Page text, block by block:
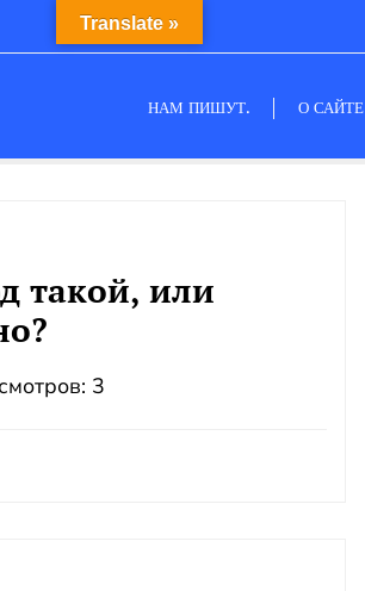
НАМ ПИШУТ. О САЙТЕ
такой, или
3
Translate »